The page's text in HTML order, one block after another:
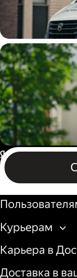
Водитель
грузовой
Пеший
Бизнесу
Курьерам
Карьера в
Доставка в